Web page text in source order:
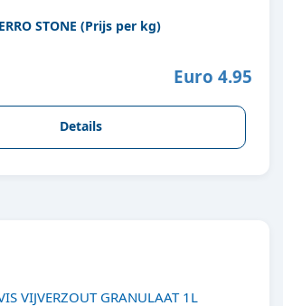
STONE (Prijs per kg)
Euro 4.95
Details